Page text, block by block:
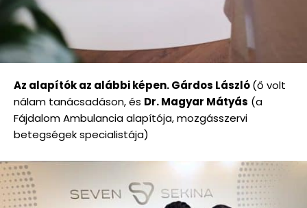
Az alapítók az alábbi képen. Gárdos László(ő volt
nálam tanácsadáson, és Dr. Magyar Mátyás (a
Fájdalom Ambulancia alapítója, mozgásszervi
betegségek specialistája)